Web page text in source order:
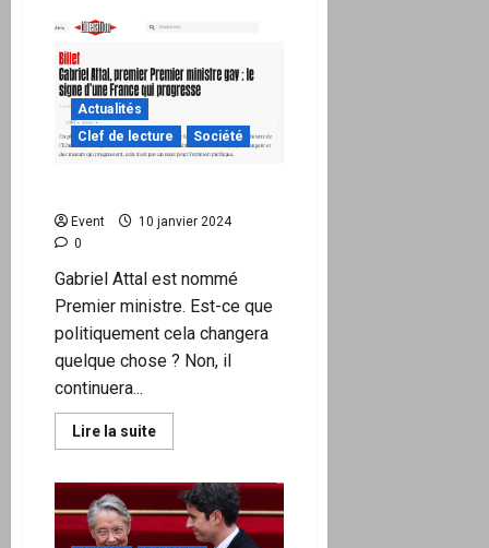
L’OTAN
préparent
ouvertement
les
européens
à
une
Russie
Actualités
Clef de lecture
Société
Event
10 janvier 2024
0
Gabriel Attal est nommé
Premier ministre. Est-ce que
politiquement cela changera
quelque chose ? Non, il
continuera...
Lire la suiteEn
savoir
L’imposture
Attal